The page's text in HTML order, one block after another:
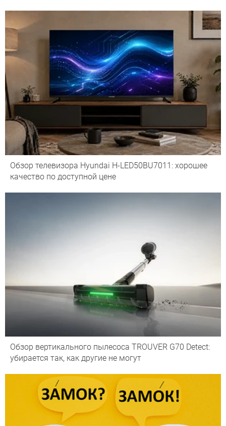
Обзор телевизора Hyundai H-LED50BU7011: хорошее
качество по доступной цене
Обзор вертикального пылесоса TROUVER G70 Detect:
убирается так, как другие не могут